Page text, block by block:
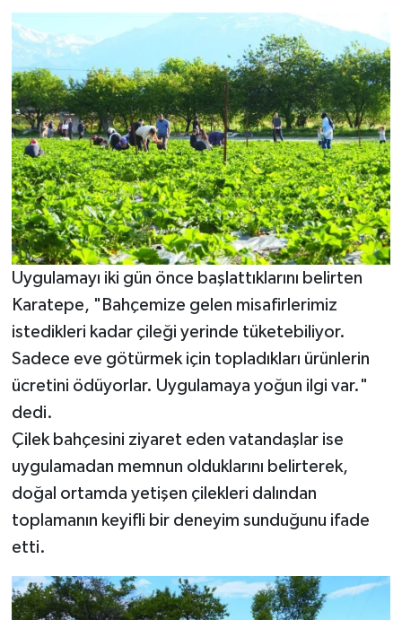
Uygulamayı iki gün önce başlattıklarını belirten
Karatepe, "Bahçemize gelen misafirlerimiz
istedikleri kadar çileği yerinde tüketebiliyor.
Sadece eve götürmek için topladıkları ürünlerin
ücretini ödüyorlar. Uygulamaya yoğun ilgi var."
dedi.
Çilek bahçesini ziyaret eden vatandaşlar ise
uygulamadan memnun olduklarını belirterek,
doğal ortamda yetişen çilekleri dalından
toplamanın keyifli bir deneyim sunduğunu ifade
etti.